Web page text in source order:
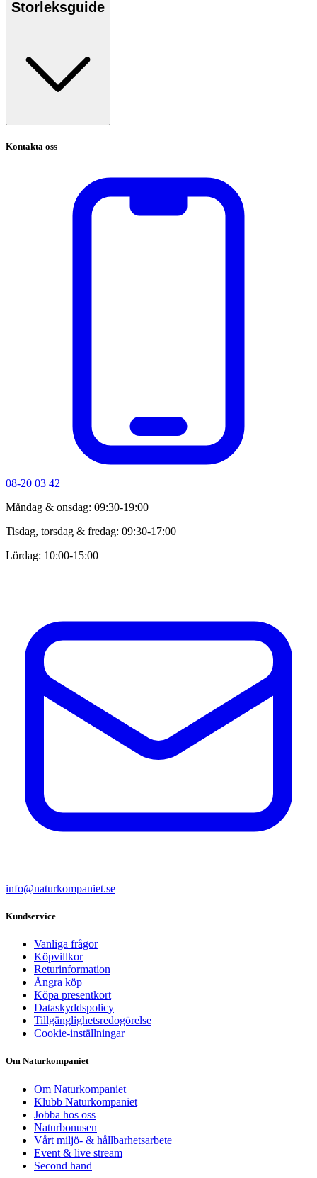
Storleksguide
Kontakta oss
08-20 03 42
Måndag & onsdag: 09:30-19:00
Tisdag, torsdag & fredag: 09:30-17:00
Lördag: 10:00-15:00
info@naturkompaniet.se
Kundservice
Vanliga frågor
Köpvillkor
Returinformation
Ångra köp
Köpa presentkort
Dataskyddspolicy
Tillgänglighetsredogörelse
Cookie-inställningar
Om Naturkompaniet
Om Naturkompaniet
Klubb Naturkompaniet
Jobba hos oss
Naturbonusen
Vårt miljö- & hållbarhetsarbete
Event & live stream
Second hand